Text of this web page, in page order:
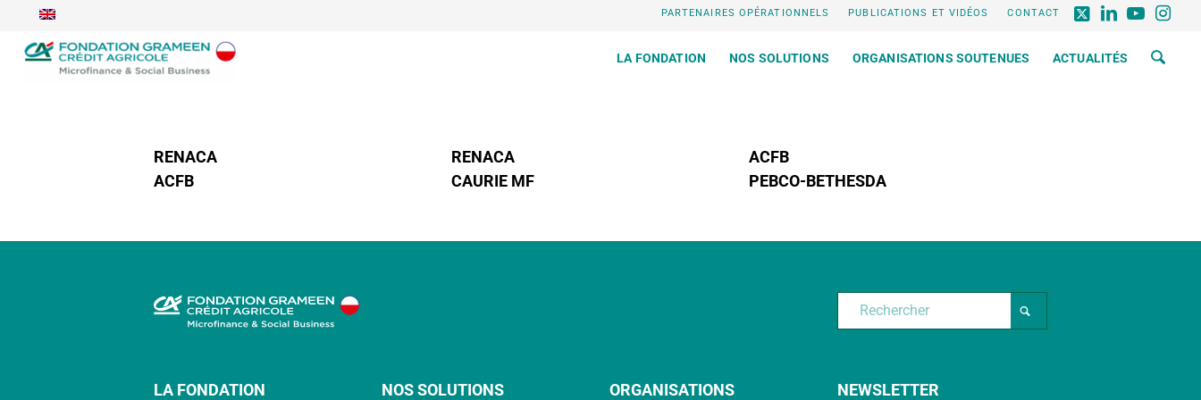
PARTENAIRES OPÉRATIONNELS PUBLICATIONS ET VIDÉOS CONTACT
LA FONDATION NOS SOLUTIONS ORGANISATIONS SOUTENUES ACTUALITÉS
RENACA RENACA
ACFB
ACFB
CAURIE MF PEBCO-BETHESDA
LA FONDATION NOS SOLUTIONS
ORGANISATIONS
NEWSLETTER